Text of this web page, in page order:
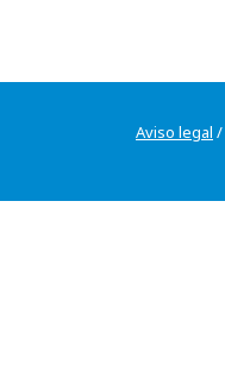
Aviso legal /